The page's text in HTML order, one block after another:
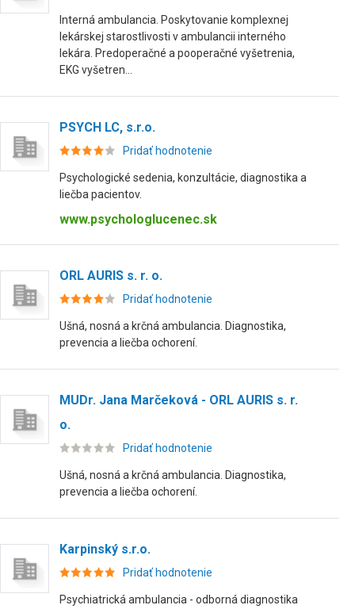
Interná ambulancia. Poskytovanie komplexnej
lekárskej starostlivosti v ambulancii interného
lekára. Predoperačné a pooperačné vyšetrenia,
EKG vyšetren...
PSYCH LC, s.r.o.
Pridať hodnotenie
Psychologické sedenia, konzultácie, diagnostika a
liečba pacientov.
www.psychologlucenec.sk
ORL AURIS s. r. o.
Pridať hodnotenie
Ušná, nosná a krčná ambulancia. Diagnostika,
prevencia a liečba ochorení.
MUDr. Jana Marčeková - ORL AURIS s. r.
o.
Pridať hodnotenie
Ušná, nosná a krčná ambulancia. Diagnostika,
prevencia a liečba ochorení.
Karpinský s.r.o.
Pridať hodnotenie
Psychiatrická ambulancia - odborná diagnostika